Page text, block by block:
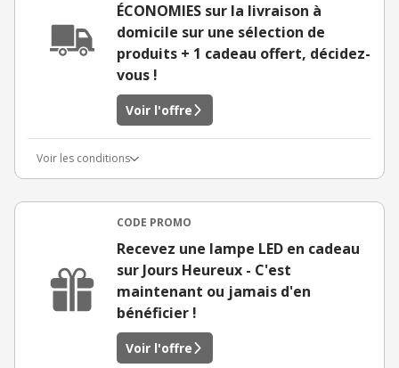
ÉCONOMIES sur la livraison à
domicile sur une sélection de
produits + 1 cadeau offert, décidez-
vous !
Voir l'offre
Voir les conditions
CODE PROMO
Recevez une lampe LED en cadeau
sur Jours Heureux - C'est
maintenant ou jamais d'en
bénéficier !
Voir l'offre